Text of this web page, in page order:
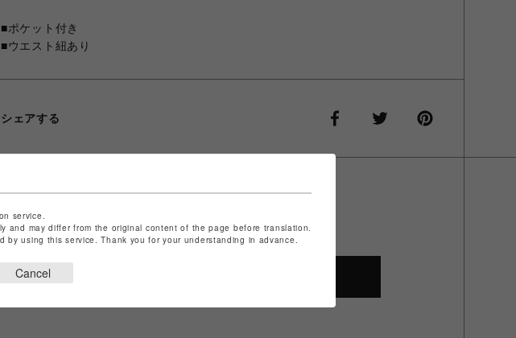
■ポケット付き
■ウエスト紐あり
シェアする
service.
and may differ from the original content of the page before translation.
using this service. Thank you for your understanding in advance.
Cancel